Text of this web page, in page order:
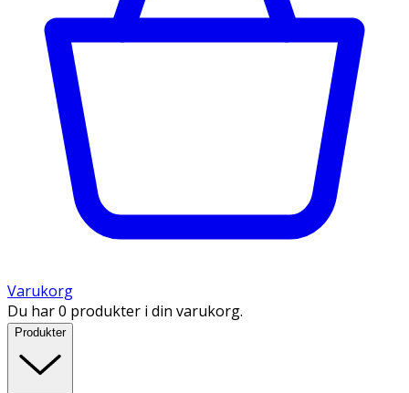
Varukorg
Du har 0 produkter i din varukorg.
Produkter